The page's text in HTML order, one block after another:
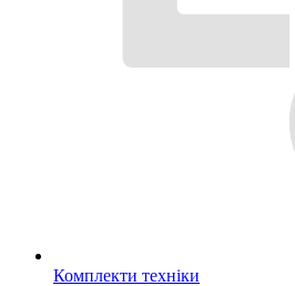
Комплекти техніки